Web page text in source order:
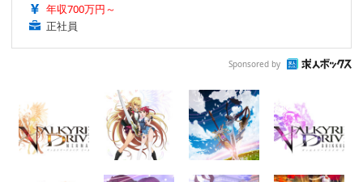
年収700万円～
正社員
Sponsored by